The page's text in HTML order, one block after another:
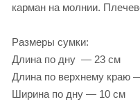
карман на молнии.
Размеры сумки:
Длина по дну — 23 см
Длина по верхнему краю
Ширина по дну — 10 см